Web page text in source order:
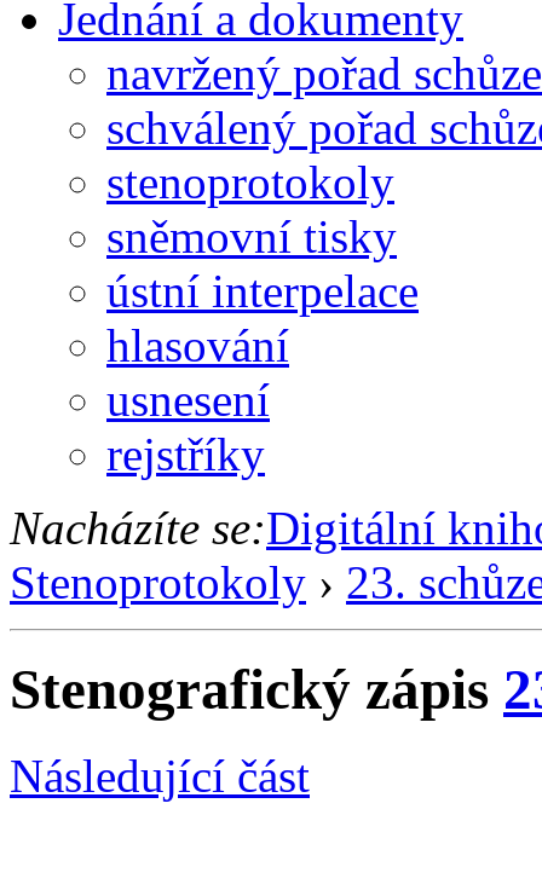
Jednání a dokumenty
navržený pořad schůze
schválený pořad
stenoprotokoly
sněmovní tisky
ústní interpelace
hlasování
usnesení
rejstříky
Nacházíte se:Digitální
Stenoprotokoly › 23.
Stenografický zápis
Následující část